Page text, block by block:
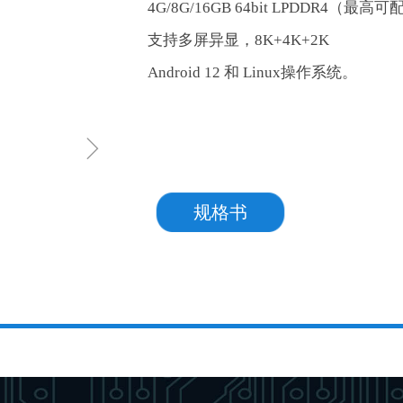
ꁇ
4G/8G/16GB 64bit LPDDR4（最高可
支持多屏异显，8K+4K+2K
Android 12 和 Linux操作系统。
规格书